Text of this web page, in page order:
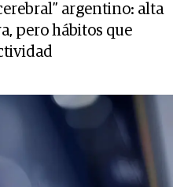
argentino: alta
pero hábitos que